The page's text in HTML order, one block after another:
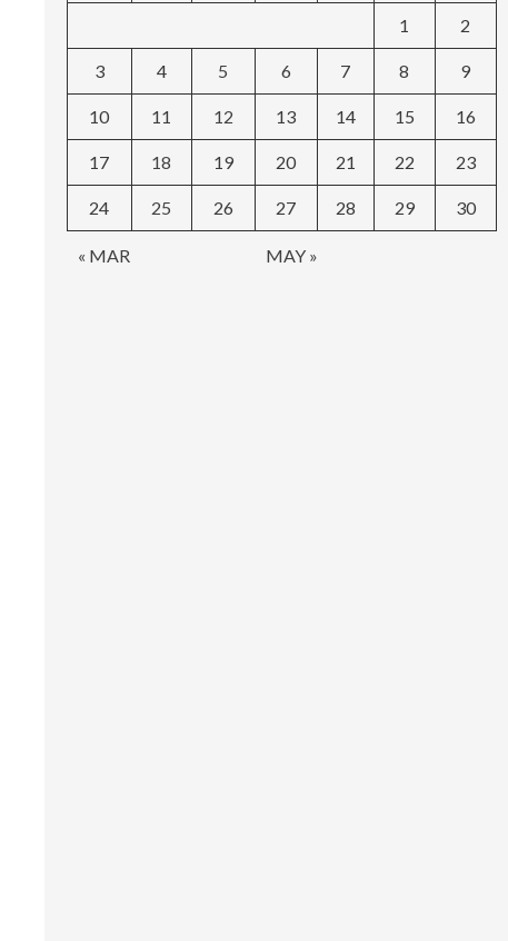
« MAR MAY »
1 2
3 4 5 6 7 8 9
10 11 12 13 14 15 16
17 18 19 20 21 22 23
24 25 26 27 28 29 30